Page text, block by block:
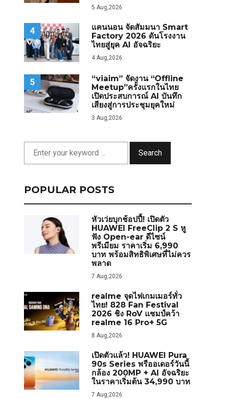
5 Aug,2026
4
แคนนอน จัดสัมมนา Smart
Factory 2026 ดันโรงงาน
ไทยสู่ยุค AI อัจฉริยะ
4 Aug,2026
5
“viaim” จัดงาน “Offline
Meetup”ครั้งแรกในไทย
เปิดประสบการณ์ AI บันทึก
เสียงสู่การประชุมยุคใหม่
3 Aug,2026
Search
POPULAR POSTS
หัวเว่ยบุกช้อปปี้! เปิดตัว
HUAWEI FreeClip 2 S หู
ฟัง Open-ear ดีไซน์
พรีเมียม ราคาเริ่ม 6,990
บาท พร้อมสิทธิพิเศษที่ไม่ควร
พลาด
7 Aug,2026
realme จุดไฟเกมเมอร์ทั่ว
ไทย! 828 Fan Festival
2026 ชิง RoV แชมป์คว้า
realme 16 Pro+ 5G
8 Aug,2026
เปิดตัวแล้ว! HUAWEI Pura
90s Series พรีออเดอร์วันนี้
กล้อง 200MP + AI อัจฉริยะ
ในราคาเริ่มต้น 34,990 บาท
7 Aug,2026